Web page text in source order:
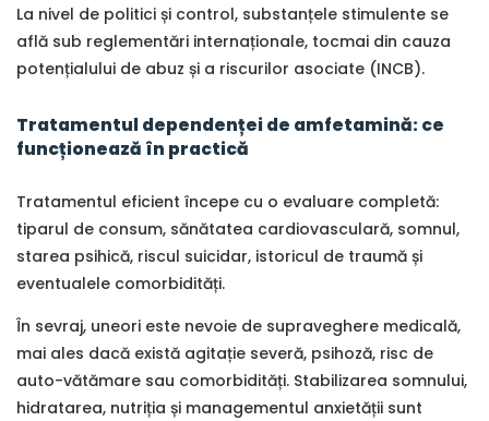
La nivel de politici și control, substanțele stimulente se
află sub reglementări internaționale, tocmai din cauza
potențialului de abuz și a riscurilor asociate (INCB).
Tratamentul dependenței de amfetamină: ce
funcționează în practică
Tratamentul eficient începe cu o evaluare completă:
tiparul de consum, sănătatea cardiovasculară, somnul,
starea psihică, riscul suicidar, istoricul de traumă și
eventualele comorbidități.
În sevraj, uneori este nevoie de supraveghere medicală,
mai ales dacă există agitație severă, psihoză, risc de
auto-vătămare sau comorbidități. Stabilizarea somnului,
hidratarea, nutriția și managementul anxietății sunt